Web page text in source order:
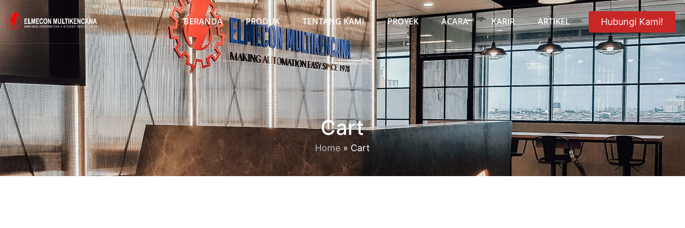
BERANDA PRODUK TENTANG KAMI PROYEK ACARA KARIR ARTIKEL Hubungi Kami!
Cart
Home»Cart